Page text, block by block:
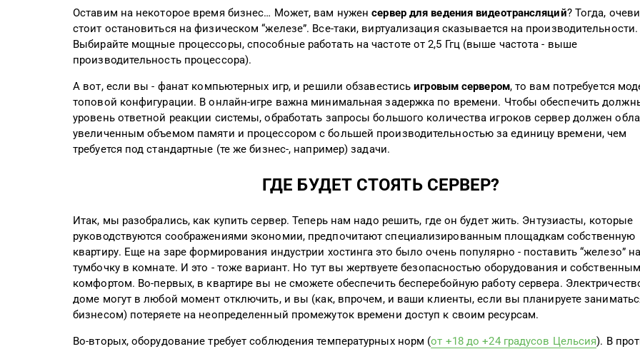
Оставим на некоторое время бизнес… Может, вам нуженсервер для ведения видеотрансляций? Тогда,
стоит остановиться на физическом “железе”. Все-таки, виртуализация сказывается на производительности.
Выбирайте мощные процессоры, способные работать на частоте от 2,5 Ггц (выше частота - выше
производительность процессора).
А вот, если вы - фанат компьютерных игр, и решили обзавестисьигровым сервером, то вам потребуется
топовой конфигурации. В онлайн-игре важна минимальная задержка по времени. Чтобы обеспечить
уровень ответной реакции системы, обработать запросы большого количества игроков сервер должен
увеличенным объемом памяти и процессором с большей производительностью за единицу времени, чем
требуется под стандартные (те же бизнес-, например) задачи.
ГДЕ БУДЕТ СТОЯТЬ СЕРВЕР?
Итак, мы разобрались, как купить сервер. Теперь нам надо решить, где он будет жить. Энтузиасты, которые
руководствуются соображениями экономии, предпочитают специализированным площадкам собственную
квартиру. Еще на заре формирования индустрии хостинга это было очень популярно - поставить “железо” на
тумбочку в комнате. И это - тоже вариант. Но тут вы жертвуете безопасностью оборудования и собственным
комфортом. Во-первых, в квартире вы не сможете обеспечить бесперебойную работу сервера.
доме могут в любой момент отключить, и вы (как, впрочем, и ваши клиенты, если вы планируете
бизнесом) потеряете на неопределенный промежуток времени доступ к своим ресурсам.
Во-вторых, оборудование требует соблюдения температурных норм (от +18 до +24 градусов Цельсия). В